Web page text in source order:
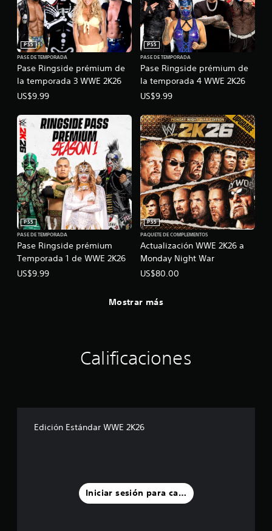
Pase Ringside prémium de
la temporada 3 WWE 2K26
PS5
PASE DE TEMPORADA
US$9.99
Pase Ringside prémium de
la temporada 4 WWE 2K26
PS5
PASE DE TEMPORADA
US$9.99
Pase Ringside prémium
Temporada 1 de WWE 2K26
PS5
PASE DE TEMPORADA
US$9.99
Actualización WWE 2K26 a
Monday Night War
PS5
PAQUETE DE COMPLEMENTOS
US$80.00
Mostrar más
Calificaciones
Edición Estándar WWE 2K26
Iniciar sesión para calificar